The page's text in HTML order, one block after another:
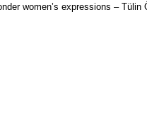
women’s expressions – Tülin